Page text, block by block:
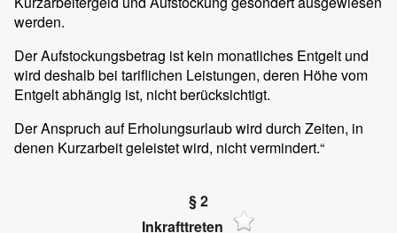
werden.
Der Aufstockungsbetrag ist kein monatliches Entgelt und
wird deshalb bei tariflichen Leistungen, deren Höhe vom
Entgelt abhängig ist, nicht berücksichtigt.
Der Anspruch auf Erholungsurlaub wird durch Zeiten, in
denen Kurzarbeit geleistet wird, nicht vermindert.“
§ 2
Inkrafttreten